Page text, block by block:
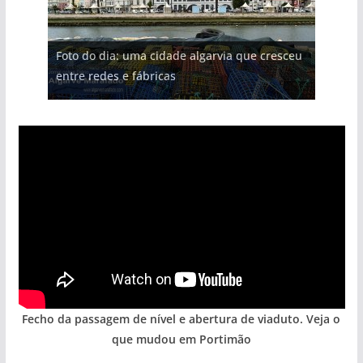
Foto do dia: uma cidade algarvia que cresceu
entre redes e fábricas
Tapas do mar a 3 euros cada. Nova rota
gastronómica nasce no Algarve
Projeto milionário: investimento de 108
milhões de euros na construção de dois
hotéis (com vídeo)
Milagre da água. Fontes emblemáticas do
Algarve voltam a ter vida (com vídeo)
Tempestades roubam areia de praias e põem
arribas em risco no Algarve (com vídeo)
Fecho da passagem de nível e abertura de viaduto. Veja o
que mudou em Portimão